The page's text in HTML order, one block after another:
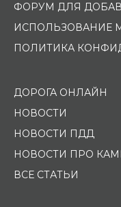
ФОРУМ ДЛЯ
ИСПОЛЬЗОВАНИЕ
ПОЛИТИКА
ДОРОГА ОНЛАЙН
НОВОСТИ
НОВОСТИ ПДД
НОВОСТИ ПРО
ВСЕ СТАТЬИ